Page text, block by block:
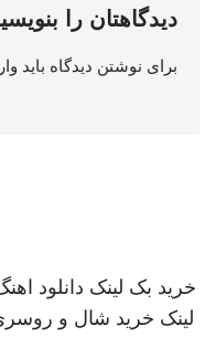
دیدگاهتان را
برای نوشتن دیدگاه باید
خرید بک لینک دانلود
لینک خرید شال و